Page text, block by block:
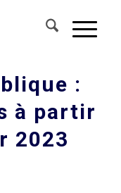
:
à partir
2023